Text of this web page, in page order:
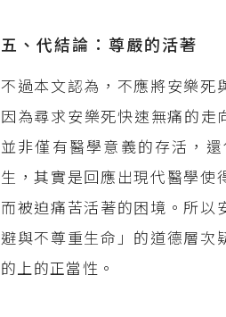
五、代結論：尊嚴的活著
不過本文認為，不應將安樂死
因為尋求安樂死快速無痛的
並非僅有醫學意義的存活，
生，其實是回應出現代醫學使
而被迫痛苦活著的困境。所以
避與不尊重生命」的道德層次
的上的正當性。